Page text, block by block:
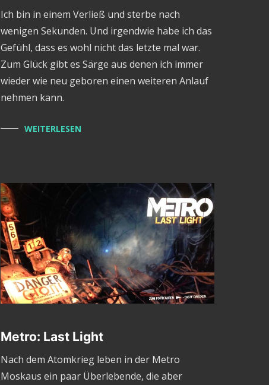
Ich bin in einem Verließ und sterbe nach
wenigen Sekunden. Und irgendwie habe ich das
Gefühl, dass es wohl nicht das letzte mal war.
Zum Glück gibt es Särge aus denen ich immer
wieder wie neu geboren einen weiteren Anlauf
nehmen kann.
WEITERLESEN
Metro: Last Light
Nach dem Atomkrieg leben in der Metro
Moskaus ein paar Überlebende, die aber